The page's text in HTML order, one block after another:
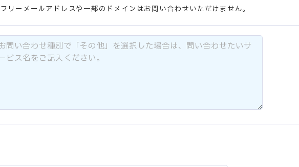
フリーメールアドレスや一部のドメインはお問い合わせいただけません。